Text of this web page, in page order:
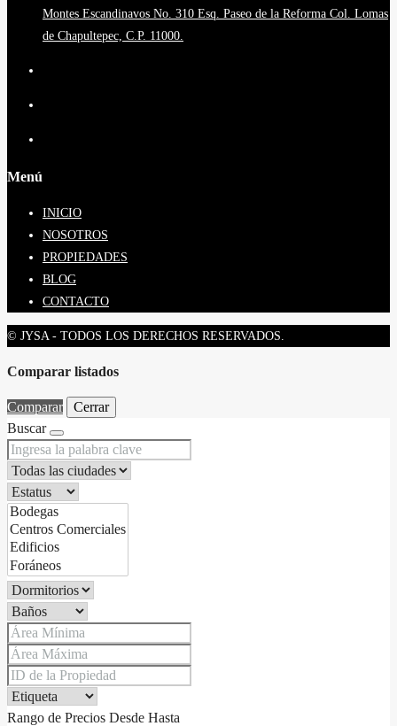
Montes Escandinavos No. 310 Esq. Paseo de la Reforma Col. Lomas
de Chapultepec, C.P. 11000.
Menú
INICIO
NOSOTROS
PROPIEDADES
BLOG
CONTACTO
© JYSA - TODOS LOS DERECHOS RESERVADOS.
Comparar listados
Comparar
Cerrar
Buscar
Rango de Precios Desde Hasta